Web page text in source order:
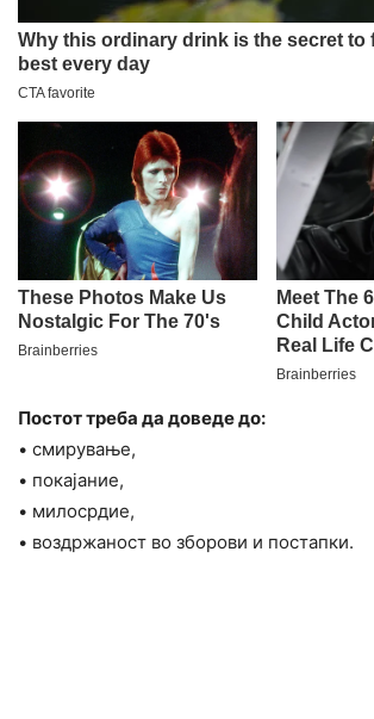
Постот треба да доведе до:
• смирување,
• покајание,
• милосрдие,
• воздржаност во зборови и постапки.